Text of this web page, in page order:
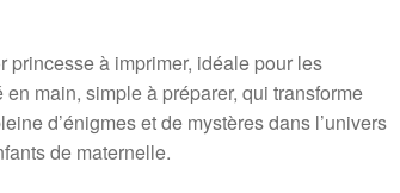
princesse à imprimer, idéale pour les
main, simple à préparer, qui transforme
d’énigmes et de mystères dans l’univers
de maternelle.